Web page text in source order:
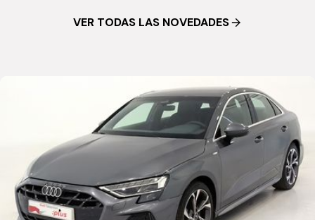
VER TODAS LAS NOVEDADES